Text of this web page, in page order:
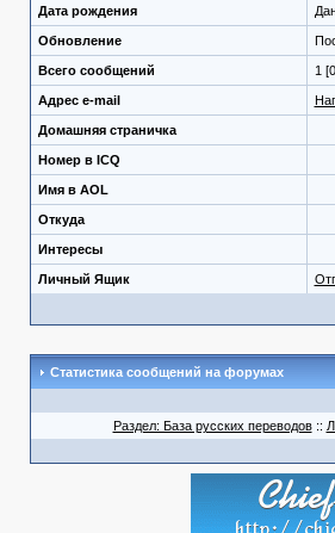
Дата рождения
Обновление
Всего сообщений 1
Адрес e-mail
Домашняя страничка
Номер в ICQ
Имя в AOL
Откуда
Интересы
Личный Ящик
Статистика сообщений на форумах
Раздел: База русских переводов::